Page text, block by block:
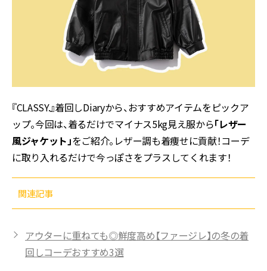
『CLASSY.』着回しDiaryから、おすすめアイテムをピックア
ップ。今回は、着るだけでマイナス5kg見え服から「レザー
風ジャケット」をご紹介。レザー調も着痩せに貢献！コーデ
に取り入れるだけで今っぽさをプラスしてくれます！
関連記事
アウターに重ねても◎鮮度高め【ファージレ】の冬の着
回しコーデおすすめ3選